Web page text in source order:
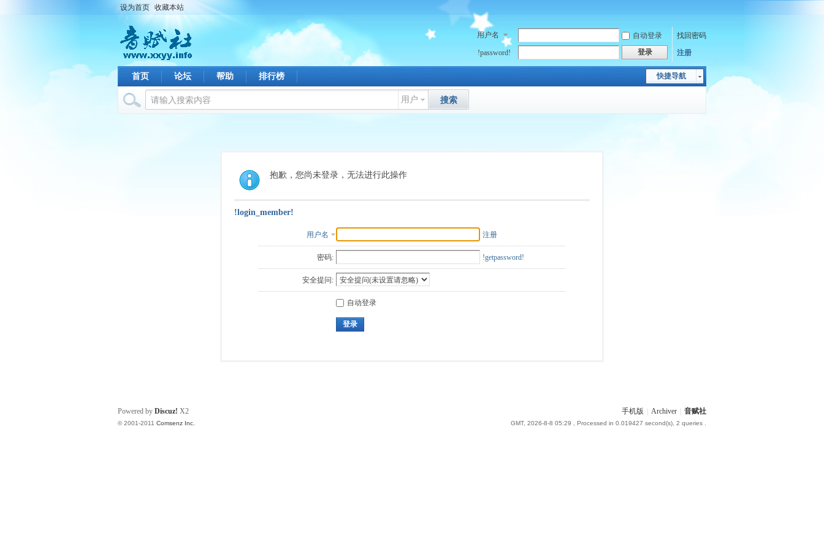
设为首页 收藏本站
用户名 自动登录
找回密码
!password!
登录 注册
快捷导航
首页 论坛 帮助 排行榜
用户 搜索
抱歉，您尚未登录，无法进行此操作
!login_member!
用户名 注册
密码: !getpassword!
安全提问:
自动登录
登录
手机版 Archiver 音赋社
GMT, 2026-8-8 05:29 , Processed in 0.019427 second(s), 2 queries .
Powered by Discuz! X2
© 2001-2011 Comsenz Inc.